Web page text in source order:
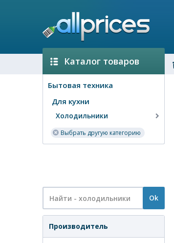
Каталог товаров
Бытовая техника
Для кухни
Холодильники
Выбрать другую категорию
Ok
Производитель